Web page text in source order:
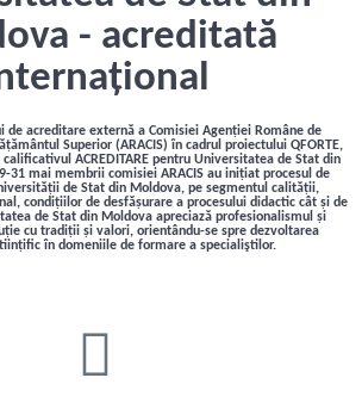
- acreditată
de acreditare externă a Comisiei Agenției Române de
Superior (ARACIS) în cadrul proiectului QFORTE,
calificativul ACREDITARE pentru Universitatea de Stat din
31 mai membrii comisiei ARACIS au inițiat procesul de
de Stat din Moldova, pe segmentul calității,
condițiilor de desfășurare a procesului didactic cât și de
de Stat din Moldova apreciază profesionalismul și
cu tradiții și valori, orientându-se spre dezvoltarea
în domeniile de formare a specialiştilor.